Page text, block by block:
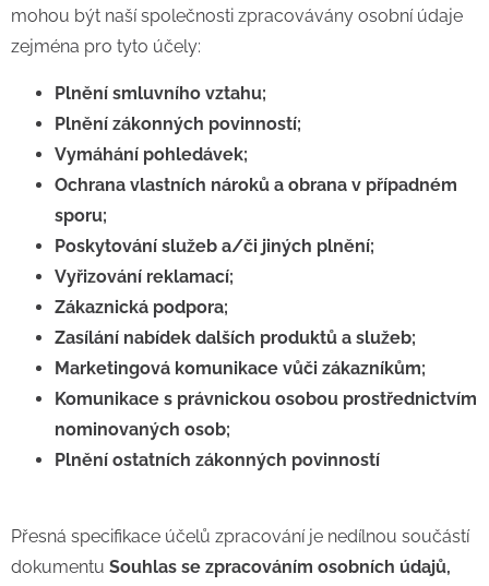
mohou být naší společnosti zpracovávány osobní údaje
zejména pro tyto účely:
Plnění smluvního vztahu;
Plnění zákonných povinností;
Vymáhání pohledávek;
Ochrana vlastních nároků a obrana v případném
sporu;
Poskytování služeb a/či jiných plnění;
Vyřizování reklamací;
Zákaznická podpora;
Zasílání nabídek dalších produktů a služeb;
Marketingová komunikace vůči zákazníkům;
Komunikace s právnickou osobou prostřednictvím
nominovaných osob;
Plnění ostatních zákonných povinností
Přesná specifikace účelů zpracování je nedílnou součástí
dokumentu Souhlas se zpracováním osobních údajů,